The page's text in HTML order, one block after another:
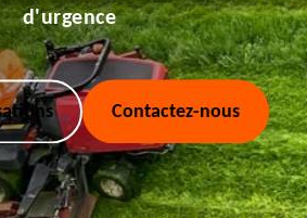
d'urgence
Contactez-nous